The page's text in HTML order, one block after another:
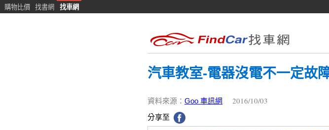
購物比價 找書網 找車網
汽車教室-電器沒電不一定故
資料來源： Goo 車訊網 2016/10/03
分享至